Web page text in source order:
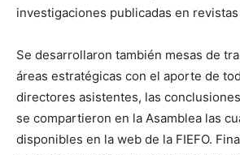
investigaciones publicadas en
Se desarrollaron también mesas de
áreas estratégicas con el aporte de
directores asistentes, las
se compartieron en la Asamblea las
disponibles en la web de la FIEFO.